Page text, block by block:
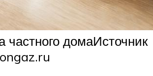
частного домаИсточник